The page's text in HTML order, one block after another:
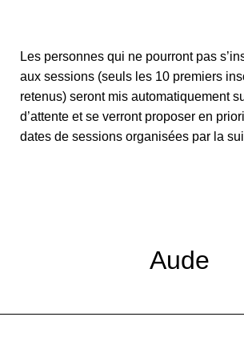
Les personnes qui ne pourront pas
aux sessions (seuls les 10 premiers
retenus) seront mis automatiquement
d’attente et se verront proposer en
dates de sessions organisées par la
Aude